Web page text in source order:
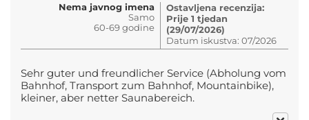
Nema javnog imena
Samo
60-69 godine
Ostavljena recenzija:
Prije 1 tjedan
(29/07/2026)
Datum iskustva: 07/2026
Sehr guter und freundlicher Service (Abholung vom
Bahnhof, Transport zum Bahnhof, Mountainbike),
kleiner, aber netter Saunabereich.